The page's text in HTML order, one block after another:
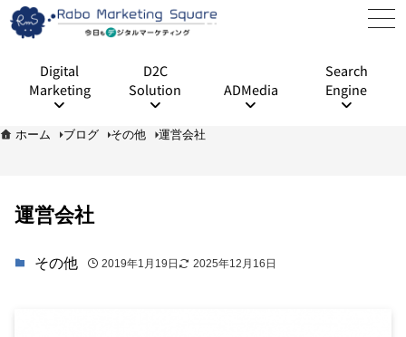
Digital
Marketing
D2C
Solution
ADMedia
Search
Engine
ホーム ブログ その他 運営会社
運営会社
その他 2019年1月19日 2025年12月16日